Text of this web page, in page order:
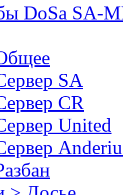
DoSа SA-
SA
CR
United